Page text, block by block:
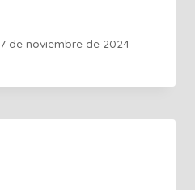
7 de noviembre de 2024